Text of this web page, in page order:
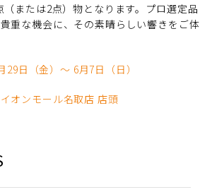
（または2点）物となります。プロ選定品
重な機会に、その素晴らしい響きをご体
29日（金）～ 6月7日（日）
オンモール名取店 店頭